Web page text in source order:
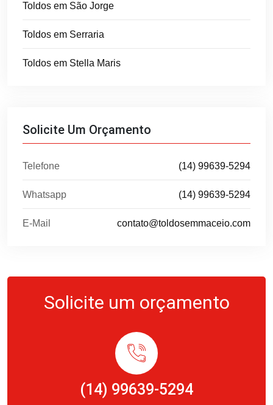
Toldos em São Jorge
Toldos em Serraria
Toldos em Stella Maris
Solicite Um Orçamento
Telefone (14) 99639-5294
Whatsapp (14) 99639-5294
E-Mail contato@toldosemmaceio.com
Solicite um orçamento
(14) 99639-5294